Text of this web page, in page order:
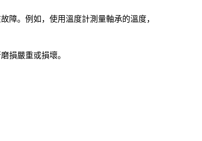
障。例如，使用溫度計測量軸承的溫度，
損嚴重或損壞。